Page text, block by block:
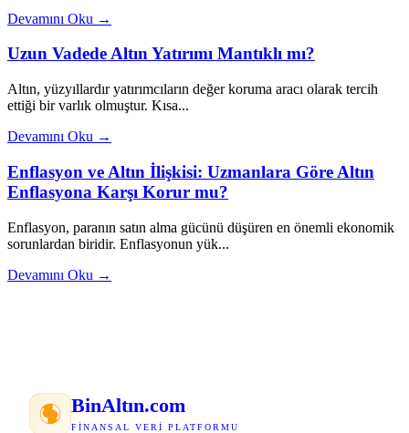
Devamını Oku →
Uzun Vadede Altın Yatırımı Mantıklı mı?
Altın, yüzyıllardır yatırımcıların değer koruma aracı olarak tercih
ettiği bir varlık olmuştur. Kısa...
Devamını Oku →
Enflasyon ve Altın İlişkisi: Uzmanlara Göre Altın
Enflasyona Karşı Korur mu?
Enflasyon, paranın satın alma gücünü düşüren en önemli ekonomik
sorunlardan biridir. Enflasyonun yük...
Devamını Oku →
BinAltın.com
FINANSAL VERI PLATFORMU